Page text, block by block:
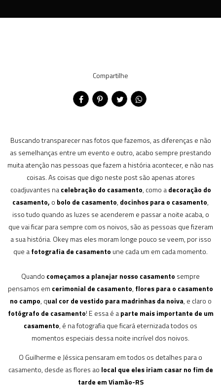
Compartilhe
Buscando transparecer nas fotos que fazemos, as diferenças e não
as semelhanças entre um evento e outro, acabo sempre prestando
muita atenção nas pessoas que fazem a história acontecer, e não nas
coisas. As coisas que digo neste post são apenas atores
coadjuvantes nacelebração do casamento, como adecoração do
casamento, o bolo de casamento, docinhos para o casamento,
isso tudo quando as luzes se acenderem e passar a noite acaba, o
que vai ficar para sempre com os noivos, são as pessoas que fizeram
a sua história. Okey mas eles moram longe pouco se veem, por isso
que afotografia de casamento une cada um em cada momento.
Quando começamos a planejar nosso casamento sempre
pensamos em cerimonial de casamento, flores para o casamento
no campo, qual cor de vestido para madrinhas da noiva, e claro o
fotógrafo de casamento! E essa é aparte mais importante de um
casamento, é na fotografia que ficará eternizada todos os
momentos especiais dessa noite incrível dos noivos.
O Guilherme e Jéssica pensaram em todos os detalhes para o
casamento, desde as flores ao local que eles iriam casar no fim de
tarde em Viamão-RS